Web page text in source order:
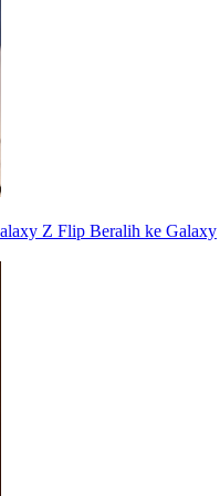
Z Flip Beralih ke Galaxy